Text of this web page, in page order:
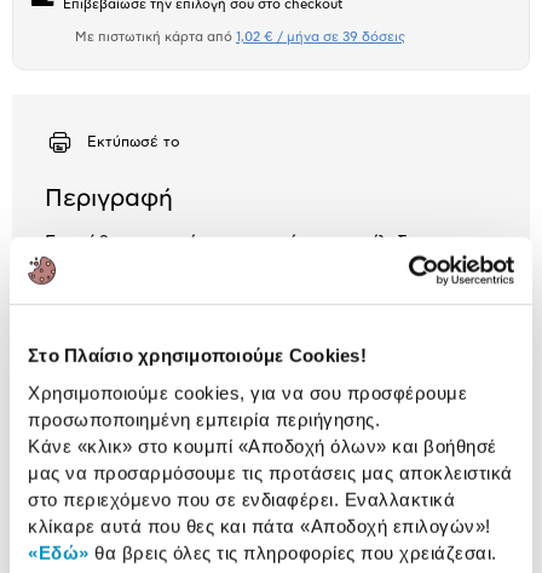
Στο Πλαίσιο χρησιμοποιούμε Cookies!
Χρησιμοποιούμε cookies, για να σου προσφέρουμε
προσωποποιημένη εμπειρία περιήγησης.
Κάνε «κλικ» στο κουμπί «Αποδοχή όλων» και βοήθησέ
μας να προσαρμόσουμε τις προτάσεις μας αποκλειστικά
στο περιεχόμενο που σε ενδιαφέρει. Εναλλακτικά
κλίκαρε αυτά που θες και πάτα «Αποδοχή επιλογών»!
«Εδώ» θα βρεις όλες τις πληροφορίες που χρειάζεσαι.
Επιβεβαίωσε την επιλογή σου στο checkout
Με πιστωτική κάρτα από 1,02 € / μήνα σε 39 δόσεις
Εκτύπωσέ το
Περιγραφή
Για κάθε υπηρεσία για το σπίτι σου επίλεξε το
Πλαίσιο και ξένοιασε από την αναζήτηση του
κατάλληλου τεχνικού επιλέγοντας μια υπηρεσία
«Πλαίσιο Φτιάξε με».
Αναλυτική
παρουσίαση
Αναλυτική παρουσίαση
Αξιολογήσεις
Αξιολογήσεις